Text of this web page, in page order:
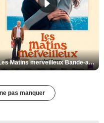
Les Matins merveilleux Bande-annonce VF
pas manquer